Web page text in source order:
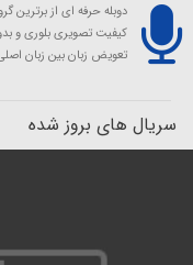
دوبله حرفه ای از برترین
کیفیت تصویری بلوری و
تعویض زبان بین زبان
سریال های بروز شده